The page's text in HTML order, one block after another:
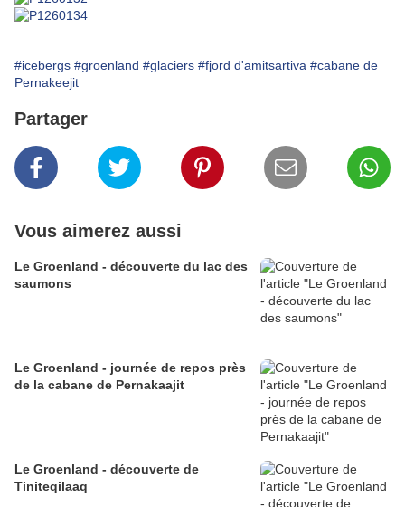
#icebergs #groenland #glaciers #fjord d'amitsartiva #cabane de
Pernakeejit
Partager
Vous aimerez aussi
Le Groenland - découverte du lac des
saumons
Le Groenland - journée de repos près
de la cabane de Pernakaajit
Le Groenland - découverte de
Tiniteqilaaq